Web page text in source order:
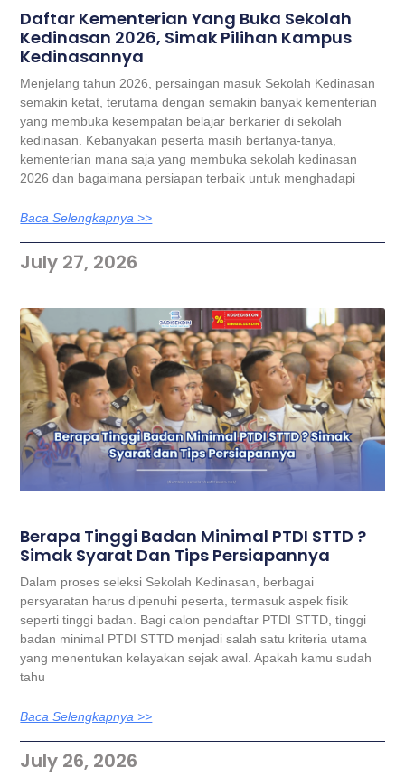
Daftar Kementerian Yang Buka Sekolah
Kedinasan 2026, Simak Pilihan Kampus
Kedinasannya
Menjelang tahun 2026, persaingan masuk Sekolah Kedinasan
semakin ketat, terutama dengan semakin banyak kementerian
yang membuka kesempatan belajar berkarier di sekolah
kedinasan. Kebanyakan peserta masih bertanya-tanya,
kementerian mana saja yang membuka sekolah kedinasan
2026 dan bagaimana persiapan terbaik untuk menghadapi
Baca Selengkapnya >>
July 27, 2026
Berapa Tinggi Badan Minimal PTDI STTD ?
Simak Syarat Dan Tips Persiapannya
Dalam proses seleksi Sekolah Kedinasan, berbagai
persyaratan harus dipenuhi peserta, termasuk aspek fisik
seperti tinggi badan. Bagi calon pendaftar PTDI STTD, tinggi
badan minimal PTDI STTD menjadi salah satu kriteria utama
yang menentukan kelayakan sejak awal. Apakah kamu sudah
tahu
Baca Selengkapnya >>
July 26, 2026